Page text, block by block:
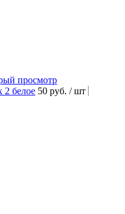
просмотр
2 белое 50 руб. / шт